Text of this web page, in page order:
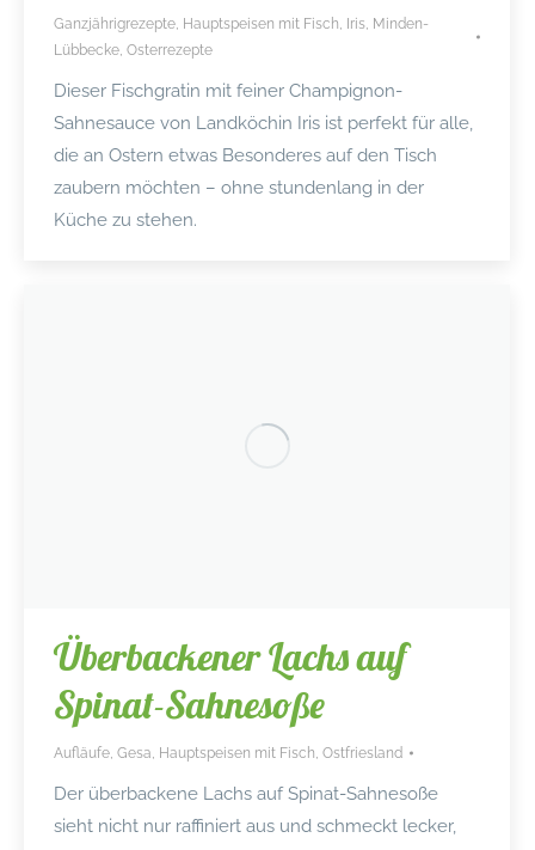
Ganzjährigrezepte Hauptspeisen mit Fisch Iris Minden-
Lübbecke Osterrezepte
Dieser Fischgratin mit feiner Champignon-
Sahnesauce von Landköchin Iris ist perfekt für alle,
die an Ostern etwas Besonderes auf den Tisch
zaubern möchten – ohne stundenlang in der
Küche zu stehen.
Überbackener Lachs auf
Spinat-Sahnesoße
Aufläufe, Gesa, Hauptspeisen mit Fisch, Ostfriesland
Der überbackene Lachs auf Spinat-Sahnesoße
sieht nicht nur raffiniert aus und schmeckt lecker,